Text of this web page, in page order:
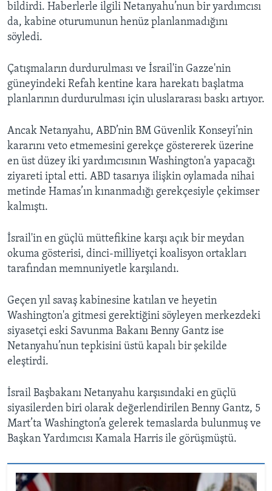
bildirdi. Haberlerle ilgili Netanyahu’nun bir yardımcısı
da, kabine oturumunun henüz planlanmadığını
söyledi.
Çatışmaların durdurulması ve İsrail'in Gazze'nin
güneyindeki Refah kentine kara harekatı başlatma
planlarının durdurulması için uluslararası baskı artıyor.
Ancak Netanyahu, ABD’nin BM Güvenlik Konseyi’nin
kararını veto etmemesini gerekçe göstererek üzerine
en üst düzey iki yardımcısının Washington'a yapacağı
ziyareti iptal etti. ABD tasarıya ilişkin oylamada nihai
metinde Hamas’ın kınanmadığı gerekçesiyle çekimser
kalmıştı.
İsrail'in en güçlü müttefikine karşı açık bir meydan
okuma gösterisi, dinci-milliyetçi koalisyon ortakları
tarafından memnuniyetle karşılandı.
Geçen yıl savaş kabinesine katılan ve heyetin
Washington'a gitmesi gerektiğini söyleyen merkezdeki
siyasetçi eski Savunma Bakanı Benny Gantz ise
Netanyahu’nun tepkisini üstü kapalı bir şekilde
eleştirdi.
İsrail Başbakanı Netanyahu karşısındaki en güçlü
siyasilerden biri olarak değerlendirilen Benny Gantz, 5
Mart’ta Washington’a gelerek temaslarda bulunmuş ve
Başkan Yardımcısı Kamala Harris ile görüşmüştü.